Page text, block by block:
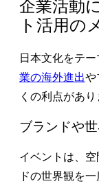
企業活動
ト活用の
日本文化をテー
業の海外進出や
くの利点があり
ブランドや
イベントは、
ドの世界観を